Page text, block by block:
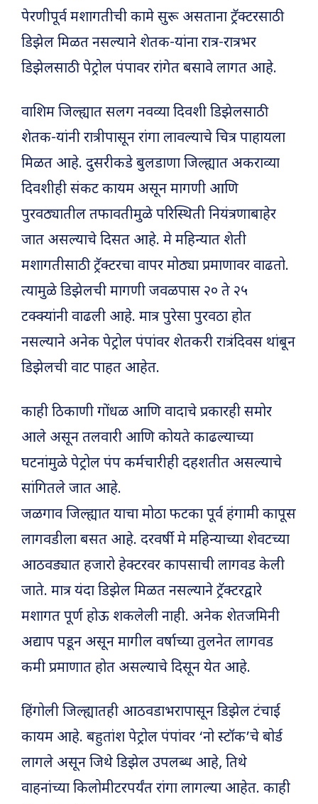
पेरणीपूर्व मशागतीची कामे सुरू असताना ट्रॅक्टरसाठी
डिझेल मिळत नसल्याने शेतक-यांना रात्र-रात्रभर
डिझेलसाठी पेट्रोल पंपावर रांगेत बसावे लागत आहे.
वाशिम जिल्ह्यात सलग नवव्या दिवशी डिझेलसाठी
शेतक-यांनी रात्रीपासून रांगा लावल्याचे चित्र पाहायला
मिळत आहे. दुसरीकडे बुलडाणा जिल्ह्यात अकराव्या
दिवशीही संकट कायम असून मागणी आणि
पुरवठ्यातील तफावतीमुळे परिस्थिती नियंत्रणाबाहेर
जात असल्याचे दिसत आहे. मे महिन्यात शेती
मशागतीसाठी ट्रॅक्टरचा वापर मोठ्या प्रमाणावर वाढतो.
त्यामुळे डिझेलची मागणी जवळपास २० ते २५
टक्क्यांनी वाढली आहे. मात्र पुरेसा पुरवठा होत
नसल्याने अनेक पेट्रोल पंपांवर शेतकरी रात्रंदिवस थांबून
डिझेलची वाट पाहत आहेत.
काही ठिकाणी गोंधळ आणि वादाचे प्रकारही समोर
आले असून तलवारी आणि कोयते काढल्याच्या
घटनांमुळे पेट्रोल पंप कर्मचारीही दहशतीत असल्याचे
सांगितले जात आहे.
जळगाव जिल्ह्यात याचा मोठा फटका पूर्व हंगामी कापूस
लागवडीला बसत आहे. दरवर्षी मे महिन्याच्या शेवटच्या
आठवड्यात हजारो हेक्टरवर कापसाची लागवड केली
जाते. मात्र यंदा डिझेल मिळत नसल्याने ट्रॅक्टरद्वारे
मशागत पूर्ण होऊ शकलेली नाही. अनेक शेतजमिनी
अद्याप पडून असून मागील वर्षाच्या तुलनेत लागवड
कमी प्रमाणात होत असल्याचे दिसून येत आहे.
हिंगोली जिल्ह्यातही आठवडाभरापासून डिझेल टंचाई
कायम आहे. बहुतांश पेट्रोल पंपांवर ‘नो स्टॉक’चे बोर्ड
लागले असून जिथे डिझेल उपलब्ध आहे, तिथे
वाहनांच्या किलोमीटरपर्यंत रांगा लागल्या आहेत. काही